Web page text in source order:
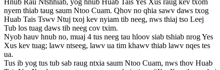
Hnub Rau Ntshhiab, yog hnub Huab Tais Yes Xus raug kev txom
nyem thiab taug saum Ntoo Cuam. Qhov no qhia sawv daws txog
Huab Tais Tswv Ntuj txoj kev nyiam tib neeg, nws thiaj tso Leej
Tub los tuag daws tib neeg cov txim.
Nyob hauv hnub no, muaj 4 tus neeg tau hloov siab tshiab nrog Yes
Xus kev tuag; lawv ntseeg, lawv ua tim khawv thiab lawv nqes tes
ua.
Tus ib yog tus tub sab raug ntxia saum Ntoo Cuam, nws thov Huab